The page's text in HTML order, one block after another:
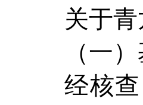
关于
（一
经核